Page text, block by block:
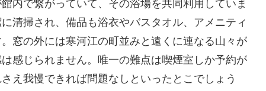
内で繋がっていて、その浴場を共同利用していま
清掃され、備品も浴衣やバスタオル、アメニティ
窓の外には寒河江の町並みと遠くに連なる山々が
感じられません。唯一の難点は喫煙室しか予約が
え我慢できれば問題なしといったとこでしょう